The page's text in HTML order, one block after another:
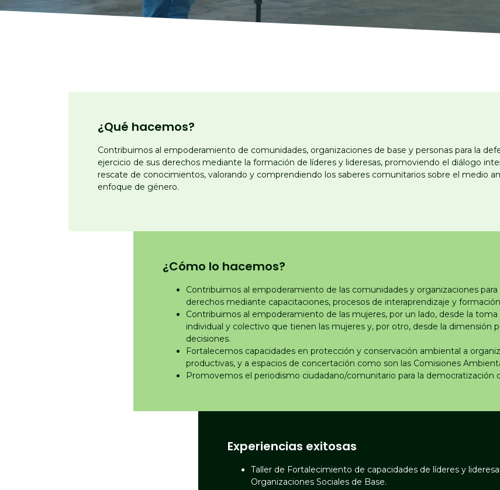
¿Qué hacemos?
Contribuimos al empoderamiento de comunidades, organizaciones de base y personas para la
ejercicio de sus derechos mediante la formación de líderes y lideresas, promoviendo el diálogo
rescate de conocimientos, valorando y comprendiendo los saberes comunitarios sobre el medio
enfoque de género.
¿Cómo lo hacemos?
Contribuimos al empoderamiento de las comunidades y organizaciones
derechos mediante capacitaciones, procesos de interaprendizaje y
Contribuimos al empoderamiento de las mujeres, por un lado, desde la
individual y colectivo que tienen las mujeres y, por otro, desde la dimensión
decisiones.
Fortalecemos capacidades en protección y conservación ambiental a
productivas, y a espacios de concertación como son las Comisiones
Promovemos el periodismo ciudadano/comunitario para la democratización
Experiencias exitosas
Taller de Fortalecimiento de capacidades de líderes y
Organizaciones Sociales de Base.